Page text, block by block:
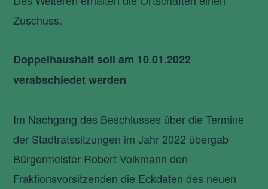
Zuschuss.
Doppelhaushalt soll am 10.01.2022
verabschiedet werden
Im Nachgang des Beschlusses über die Termine
der Stadtratssitzungen im Jahr 2022 übergab
Bürgermeister Robert Volkmann den
Fraktionsvorsitzenden die Eckdaten des neuen